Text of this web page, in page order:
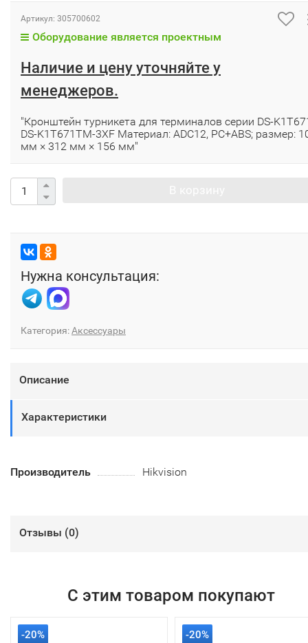
Артикул: 305700602
Оборудование является проектным
Наличие и цену уточняйте у
менеджеров.
"Кронштейн турникета для терминалов серии DS-
DS-K1T671TM-3XF Материал: ADC12, PC+ABS; размер:
мм × 312 мм × 156 мм"
Нужна консультация:
Категория:Аксессуары
Описание
Характеристики
Производитель Hikvision
Отзывы (0)
С этим товаром покупают
-20% -20%